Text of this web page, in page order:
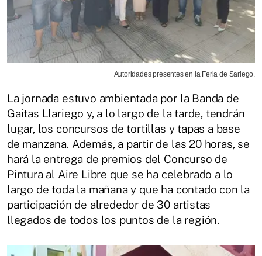
Autoridades presentes en la Feria de Sariego.
La jornada estuvo ambientada por la Banda de
Gaitas Llariego y, a lo largo de la tarde, tendrán
lugar, los concursos de tortillas y tapas a base
de manzana. Además, a partir de las 20 horas, se
hará la entrega de premios del Concurso de
Pintura al Aire Libre que se ha celebrado a lo
largo de toda la mañana y que ha contado con la
participación de alrededor de 30 artistas
llegados de todos los puntos de la región.